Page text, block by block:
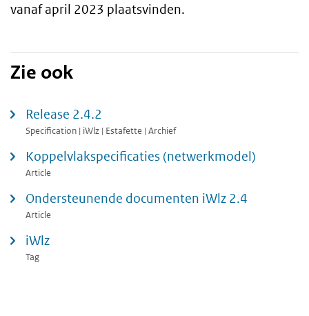
vanaf april 2023 plaatsvinden.
Zie ook
Release 2.4.2
Specification | iWlz | Estafette | Archief
Koppelvlakspecificaties (netwerkmodel)
Article
Ondersteunende documenten iWlz 2.4
Article
iWlz
Tag